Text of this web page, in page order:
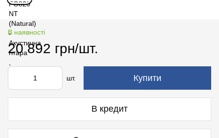
В наявності
20 892 грн/шт.
шт. Купити
В кредит